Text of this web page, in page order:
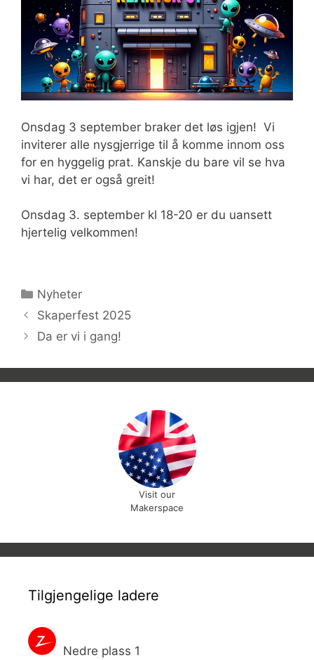
Onsdag 3 september braker det løs igjen! Vi
inviterer alle nysgjerrige til å komme innom oss
for en hyggelig prat. Kanskje du bare vil se hva
vi har, det er også greit!
Onsdag 3. september kl 18-20 er du uansett
hjertelig velkommen!
Kategorier
Nyheter
Skaperfest 2025
Da er vi i gang!
Visit our
Makerspace
Tilgjengelige ladere
Nedre plass 1